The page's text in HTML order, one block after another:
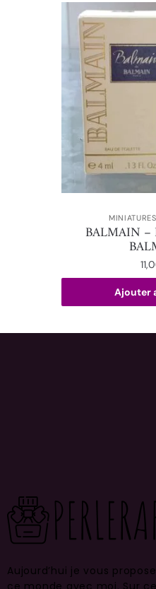
BALMAIN –
Ajouter
Aujourd’hui je vous
ce monde avec moi. Sur